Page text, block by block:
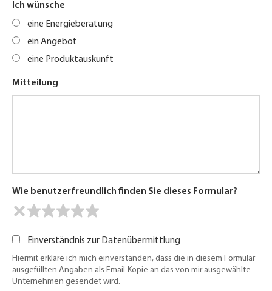
Ich wünsche
eine Energieberatung
ein Angebot
eine Produktauskunft
Mitteilung
Wie benutzerfreundlich finden Sie dieses Formular?
Einverständnis zur Datenübermittlung
Hiermit erkläre ich mich einverstanden, dass die in diesem Formular
ausgefüllten Angaben als Email-Kopie an das von mir ausgewählte
Unternehmen gesendet wird.